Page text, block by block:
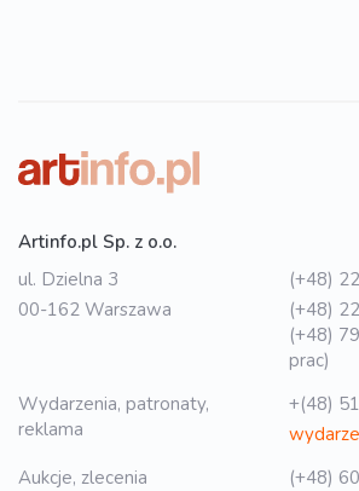
Artinfo.pl Sp. z o.o.
ul. Dzielna 3
00-162 Warszawa
(+48)
(+48)
(+48)
prac)
Wydarzenia, patronaty,
reklama
+(48)
Aukcje, zlecenia
(+48)